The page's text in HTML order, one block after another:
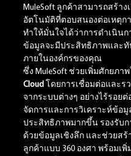
MuleSoft ลูกค้าสามารถสร้าง
อัตโนมัติที่ตอบสนองต่อเหตุ
ทำให้มั่นใจได้ว่าการดำเนินก
ข้อมูลจะมีประสิทธิภาพและทั
ภายในองค์กรของคุณ
ซึ่ง MuleSoft ช่วยเพิ่มศักยภา
Cloud โดยการเชื่อมต่อและร
จากระบบต่างๆ อย่างไร้รอยต่
จัดการและการวิเคราะห์ข้อมู
ประสิทธิภาพมากขึ้น รองรับ
ด้วยข้อมูลเชิงลึก และช่วยสร้
ลูกค้าแบบ 360 องศา พร้อมเพิ่